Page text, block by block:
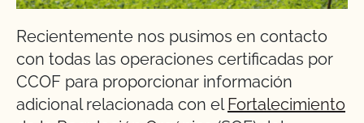
Recientemente nos pusimos en contacto
con todas las operaciones certificadas por
CCOF para proporcionar información
adicional relacionada con elFortalecimiento